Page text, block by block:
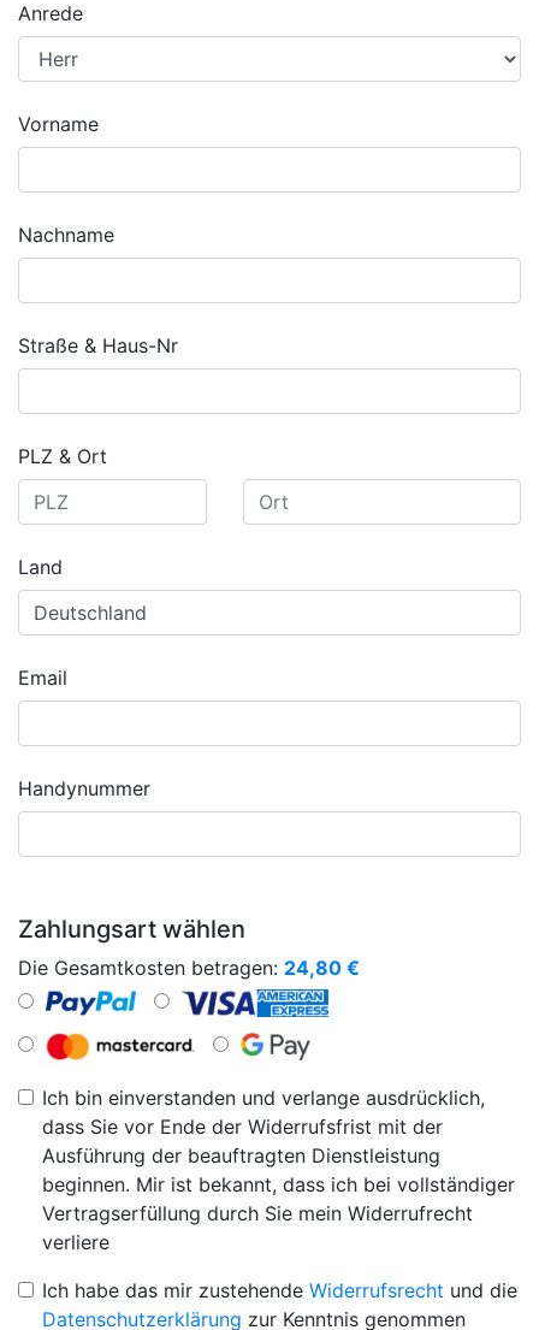
Anrede
Vorname
Nachname
Straße & Haus-Nr
PLZ & Ort
Land
Email
Handynummer
Zahlungsart wählen
Die Gesamtkosten betragen: 24,80 €
Ich bin einverstanden und verlange ausdrücklich,
dass Sie vor Ende der Widerrufsfrist mit der
Ausführung der beauftragten Dienstleistung
beginnen. Mir ist bekannt, dass ich bei vollständiger
Vertragserfüllung durch Sie mein Widerrufrecht
verliere
Ich habe das mir zustehende Widerrufsrecht und die
Datenschutzerklärung zur Kenntnis genommen